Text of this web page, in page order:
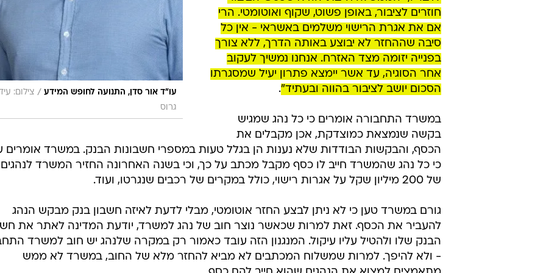
עו"ד אור סדן, התנועה לחופש המידע / צילום:
גרוס
המשרד להשיב, שוכבים ללא דורש במשרד
התחבורה. כעת, לפי הנתונים שהתקבלו, הסכום
חצה את רף מאה מיליון השקלים - סכום בלתי
נתפס, במיוחד נוכח יוקר המחיה ההולך ומחריף.
העובדה שמשרד התחבורה אינו נוקט בשום צעד
יזום להשבת הכספים לבעליהם, אינה רק מחדל -
היא מצב אבסורדי שמעיד על זלזול באזרחים".
לדבריו, "הממשלה חייבת לוודא שכספי הציבור
חוזרים לציבור, באופן פשוט, שקוף ואוטומטי. הרי
אם את אגרת הרישוי משלמים באשראי - אין כל
סיבה שההחזר לא יבוצע באותה הדרך, ללא צורך
אחר הסוגיה, עד אשר יימצא פתרון יעיל שמסגרתו
הסכום יושב לציבור בהווה ובעתיד".
במשרד התחבורה אומרים כי כל נהג שמגיש
בקשה שנמצאת כמוצדקת, אכן מקבלים את